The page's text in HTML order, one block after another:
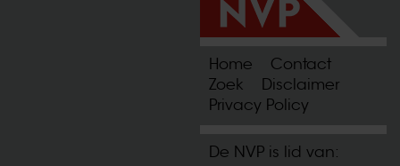
Home
Contact
Zoek
Disclaimer
Privacy Policy
De NVP is lid van: